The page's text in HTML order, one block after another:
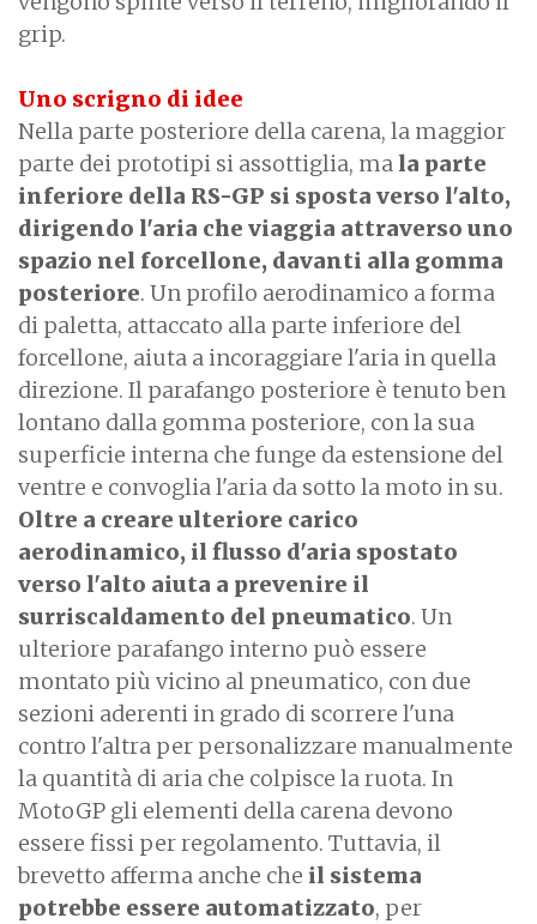
grip.
Uno scrigno di idee
Nella parte posteriore della carena, la maggior
parte dei prototipi si assottiglia, ma la parte
inferiore della RS-GP si sposta verso l'alto,
dirigendo l'aria che viaggia attraverso uno
spazio nel forcellone, davanti alla gomma
posteriore. Un profilo aerodinamico a forma
di paletta, attaccato alla parte inferiore del
forcellone, aiuta a incoraggiare l'aria in quella
direzione. Il parafango posteriore è tenuto ben
lontano dalla gomma posteriore, con la sua
superficie interna che funge da estensione del
ventre e convoglia l'aria da sotto la moto in su.
Oltre a creare ulteriore carico
aerodinamico, il flusso d'aria spostato
verso l'alto aiuta a prevenire il
surriscaldamento del pneumatico. Un
ulteriore parafango interno può essere
montato più vicino al pneumatico, con due
sezioni aderenti in grado di scorrere l'una
contro l'altra per personalizzare manualmente
la quantità di aria che colpisce la ruota. In
MotoGP gli elementi della carena devono
essere fissi per regolamento. Tuttavia, il
brevetto afferma anche che il sistema
potrebbe essere automatizzato, per